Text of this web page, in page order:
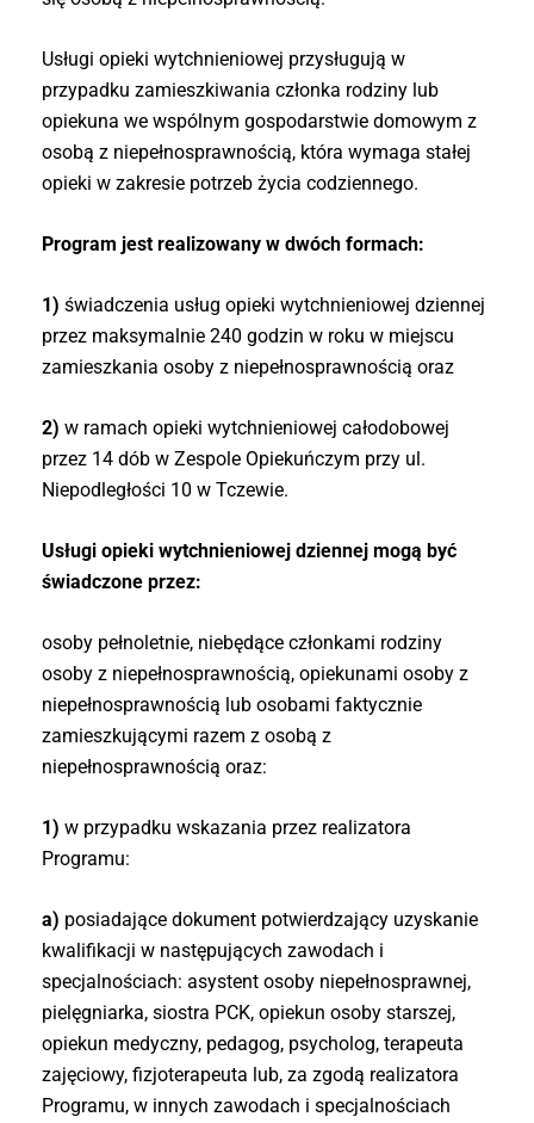
Usługi opieki wytchnieniowej przysługują w
przypadku zamieszkiwania członka rodziny lub
opiekuna we wspólnym gospodarstwie domowym z
osobą z niepełnosprawnością, która wymaga stałej
opieki w zakresie potrzeb życia codziennego.
Program jest realizowany w dwóch formach:
1) świadczenia usług opieki wytchnieniowej dziennej
przez maksymalnie 240 godzin w roku w miejscu
zamieszkania osoby z niepełnosprawnością oraz
2) w ramach opieki wytchnieniowej całodobowej
przez 14 dób w Zespole Opiekuńczym przy ul.
Niepodległości 10 w Tczewie.
Usługi opieki wytchnieniowej dziennej mogą być
świadczone przez:
osoby pełnoletnie, niebędące członkami rodziny
osoby z niepełnosprawnością, opiekunami osoby z
niepełnosprawnością lub osobami faktycznie
zamieszkującymi razem z osobą z
niepełnosprawnością oraz:
1) w przypadku wskazania przez realizatora
Programu:
a) posiadające dokument potwierdzający uzyskanie
kwalifikacji w następujących zawodach i
specjalnościach: asystent osoby niepełnosprawnej,
pielęgniarka, siostra PCK, opiekun osoby starszej,
opiekun medyczny, pedagog, psycholog, terapeuta
zajęciowy, fizjoterapeuta lub, za zgodą realizatora
Programu, w innych zawodach i specjalnościach